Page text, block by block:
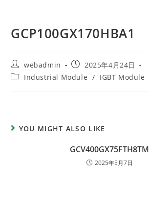
GCP100GX170HBA1
webadmin
2025年4月24日
Industrial Module / IGBT Module
YOU MIGHT ALSO LIKE
GCV400GX75FTH8TM
2025年5月7日